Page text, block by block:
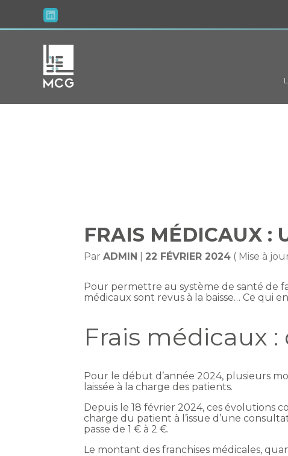
au
FRAIS MÉDICAUX :
ParADMIN 22 FÉVRIER 2024 ( Mise à
Pour permettre au système de santé de
médicaux sont revus à la baisse… Ce qui
Frais médicaux
Pour le début d’année 2024, plusieurs
laissée à la charge des patients.
Depuis le 18 février 2024, ces évolutions
charge du patient à l’issue d’une
passe de 1 € à 2 €.
Le montant des franchises médicales,